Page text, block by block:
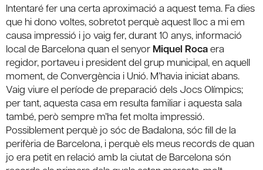
Intentaré fer una certa aproximació a aquest tema. Fa dies
que hi dono voltes, sobretot perquè aquest lloc a mi em
causa impressió i jo vaig fer, durant 10 anys, informació
local de Barcelona quan el senyor Miquel Rocaera
regidor, portaveu i president del grup municipal, en aquell
moment, de Convergència i Unió. M’havia iniciat abans.
Vaig viure el període de preparació dels Jocs Olímpics;
per tant, aquesta casa em resulta familiar i aquesta sala
també, però sempre m’ha fet molta impressió.
Possiblement perquè jo sóc de Badalona, sóc fill de la
perifèria de Barcelona, i perquè els meus records de quan
jo era petit en relació amb la ciutat de Barcelona són